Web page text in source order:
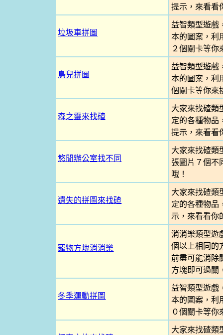
提示，來看看
垃圾車拼圖
益智類型遊戲
本的圖案，利
２個關卡等你
鳥兒拼圖
益智類型遊戲
本的圖案，利
個關卡等你來
森之靈來找碴
大家來找碴類
定的各種物品
提示，來看看
悠閒辦公室找不同
大家來找碴類
張圖片７個不
哦！
遺失的拼圖來找碴
大家來找碴類
定的各種物品
示，來看看你
寵物方塊消消樂
消消樂類型遊
個以上相同的
前盡可能消除
方塊即可過關
冬季運動拼圖
益智類型遊戲
本的圖案，利
０個關卡等你
大家來找碴類